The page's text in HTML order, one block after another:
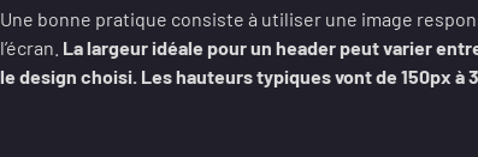
Une bonne pratique consiste à utiliser une image
l’écran. La largeur idéale pour un header peut varier
le design choisi. Les hauteurs typiques vont de 150px à